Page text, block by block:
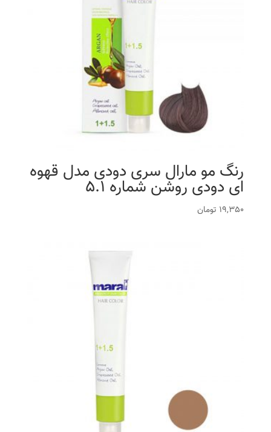
رنگ مو مارال سری دودی مدل قهوه
ای دودی روشن شماره 5.1
19,350 تومان